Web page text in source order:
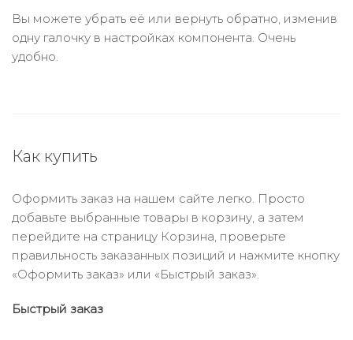
Вы можете убрать её или вернуть обратно, изменив
одну галочку в настройках компонента. Очень
удобно.
Как купить
Оформить заказ на нашем сайте легко. Просто
добавьте выбранные товары в корзину, а затем
перейдите на страницу Корзина, проверьте
правильность заказанных позиций и нажмите кнопку
«Оформить заказ» или «Быстрый заказ».
Быстрый заказ